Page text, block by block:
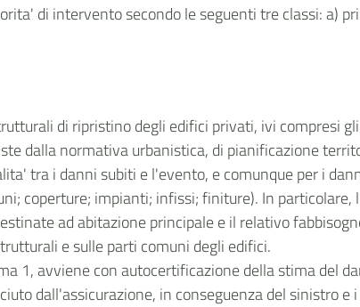
di intervento secondo le seguenti tre classi: a)
di ripristino degli edifici privati, ivi compresi
dalla normativa urbanistica, di pianificazione
tra i danni subiti e l'evento, e comunque per i
coperture; impianti; infissi; finiture). In
ad abitazione principale e il relativo
e sulle parti comuni degli edifici.
1, avviene con autocertificazione della stima del
dall'assicurazione, in conseguenza del sinistro e